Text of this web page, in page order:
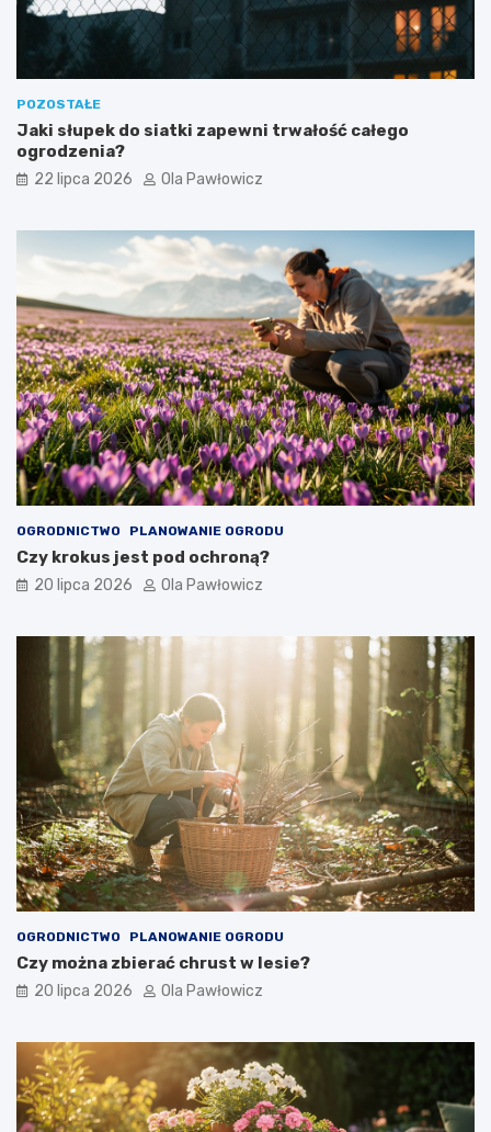
POZOSTAŁE
Jaki słupek do siatki zapewni trwałość całego
ogrodzenia?
22 lipca 2026 Ola Pawłowicz
OGRODNICTWO PLANOWANIE OGRODU
Czy krokus jest pod ochroną?
20 lipca 2026 Ola Pawłowicz
OGRODNICTWO PLANOWANIE OGRODU
Czy można zbierać chrust w lesie?
20 lipca 2026 Ola Pawłowicz